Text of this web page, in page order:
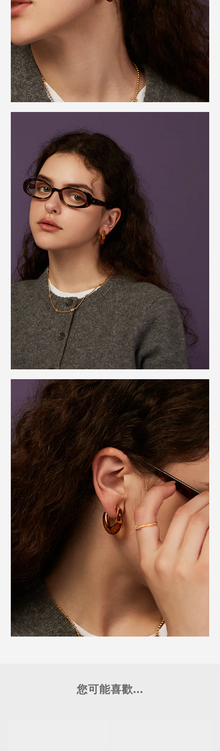
您可能喜歡...